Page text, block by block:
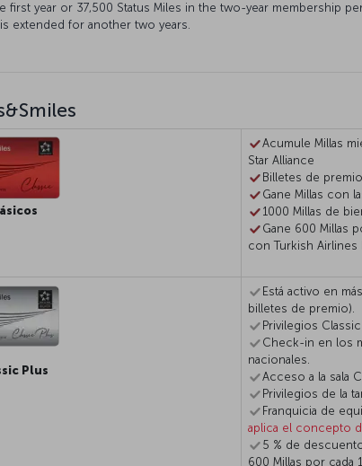
first year or 37,500 Status Miles in the two-year membership
extended for another two years.
Acumule Millas
Star Alliance
Billetes de
Gane Millas con
1000 Millas de
Gane 600 Millas
con Turkish Airlines
Plus
Está activo en
billetes de premio).
Privilegios Classic
Check-in en los
nacionales.
Acceso a la sala
Privilegios de la
Franquicia de
aplica el concepto
5 % de
600 Millas por cada